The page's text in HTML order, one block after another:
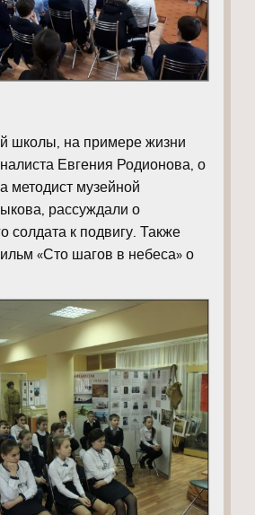
школы, на примере жизни
Евгения Родионова, о
методист музейной
рассуждали о
солдата к подвигу. Также
«Сто шагов в небеса» о